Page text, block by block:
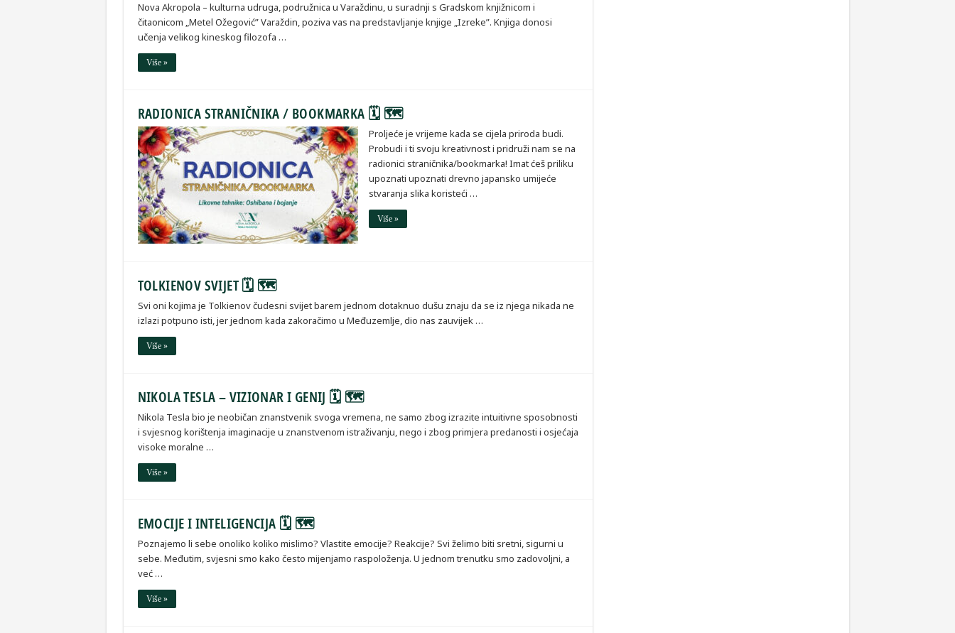
Nova Akropola – kulturna udruga, podružnica u Varaždinu, u suradnji s Gradskom knjižnicom i
čitaonicom „Metel Ožegović” Varaždin, poziva vas na predstavljanje knjige „Izreke”. Knjiga donosi
učenja velikog kineskog filozofa …
Više »
RADIONICA STRANIČNIKA / BOOKMARKA 🗓 🗺
Proljeće je vrijeme kada se cijela priroda budi.
Probudi i ti svoju kreativnost i pridruži nam se na
radionici straničnika/bookmarka! Imat ćeš priliku
upoznati upoznati drevno japansko umijeće
stvaranja slika koristeći …
Više »
TOLKIENOV SVIJET 🗓 🗺
Svi oni kojima je Tolkienov čudesni svijet barem jednom dotaknuo dušu znaju da se iz njega nikada ne
izlazi potpuno isti, jer jednom kada zakoračimo u Međuzemlje, dio nas zauvijek …
Više »
NIKOLA TESLA – VIZIONAR I GENIJ 🗓 🗺
Nikola Tesla bio je neobičan znanstvenik svoga vremena, ne samo zbog izrazite intuitivne sposobnosti
i svjesnog korištenja imaginacije u znanstvenom istraživanju, nego i zbog primjera predanosti i osjećaja
visoke moralne …
Više »
EMOCIJE I INTELIGENCIJA 🗓 🗺
Poznajemo li sebe onoliko koliko mislimo? Vlastite emocije? Reakcije? Svi želimo biti sretni, sigurni u
sebe. Međutim, svjesni smo kako često mijenjamo raspoloženja. U jednom trenutku smo zadovoljni, a
već …
Više »